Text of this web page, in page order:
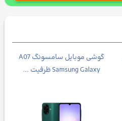
گوشی موبایل سامسونگ A07
Samsung Galaxy ظرفیت ...